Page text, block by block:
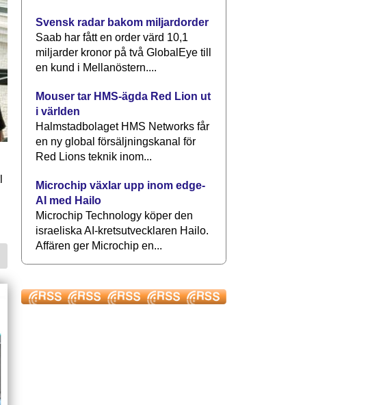
Svensk radar bakom miljardorder
Saab har fått en order värd 10,1
miljarder kronor på två GlobalEye till
en kund i Mellanöstern....
Mouser tar HMS-ägda Red Lion ut
i världen
Halmstadbolaget HMS Networks får
en ny global försäljningskanal för
Red Lions teknik inom...
Microchip växlar upp inom edge-
AI med Hailo
Microchip Technology köper den
israeliska AI-kretsutvecklaren Hailo.
Affären ger Microchip en...